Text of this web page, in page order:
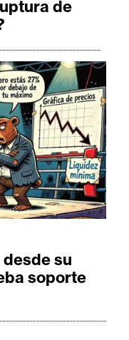
de
su
soporte